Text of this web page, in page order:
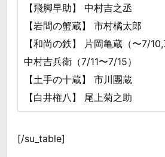
【飛脚早助】 中村吉之丞
【岩間の蟹蔵】 市村橘太郎
【和尚の鉄】 片岡亀蔵（〜7/
中村吉兵衛（7/11〜7/15）
【土手の十蔵】 市川團蔵
【白井権八】 尾上菊之助
[/su_table]